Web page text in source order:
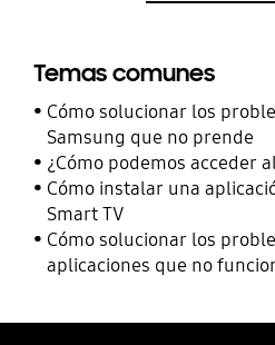
Temas comunes
Cómo solucionar los
Samsung que no prende
¿Cómo podemos acceder
Cómo instalar una
Smart TV
Cómo solucionar los
aplicaciones que no